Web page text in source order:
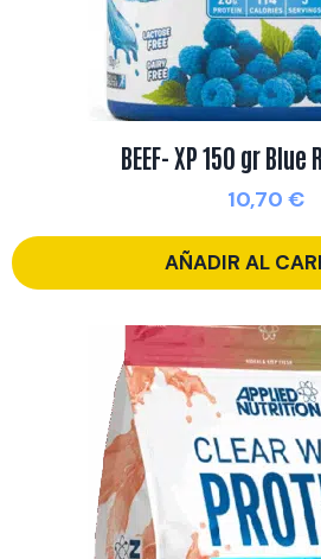
BEEF- XP 150 gr
10,70 €
AÑADIR AL